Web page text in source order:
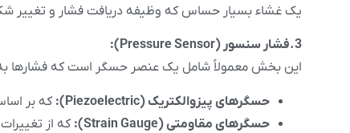
یک غشاء بسیار حساس که وظیفه دریافت فشار و تغییر
3.فشار سنسور (Pressure Sensor):
این بخش معمولاً شامل یک عنصر حسگر است که فشارها به
حسگرهای پیزوالکتریک (Piezoelectric):
که بر
حسگرهای مقاومتی (Strain Gauge):
که از